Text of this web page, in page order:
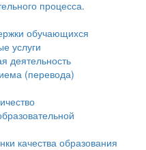
процесса.
обучающихся
услуги
деятельность
(перевода)
качества образования